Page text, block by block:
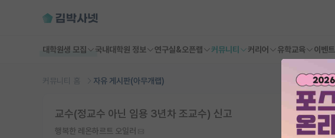
대학원생 모집 국내대학원 정보 연구실&오픈랩 커뮤니티 커리어 유학교육 이벤트
커뮤니티 홈 자유 게시판(아무개랩)
교수(정교수 아닌 임용 3년차 조교수) 신고
행복한 레온하르트 오일러